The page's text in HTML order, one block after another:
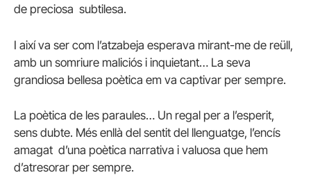
de preciosa subtilesa.
I així va ser com l’atzabeja esperava mirant-me de reüll,
amb un somriure maliciós i inquietant… La seva
grandiosa bellesa poètica em va captivar per sempre.
La poètica de les paraules… Un regal per a l’esperit,
sens dubte. Més enllà del sentit del llenguatge, l’encís
amagat d’una poètica narrativa i valuosa que hem
d’atresorar per sempre.